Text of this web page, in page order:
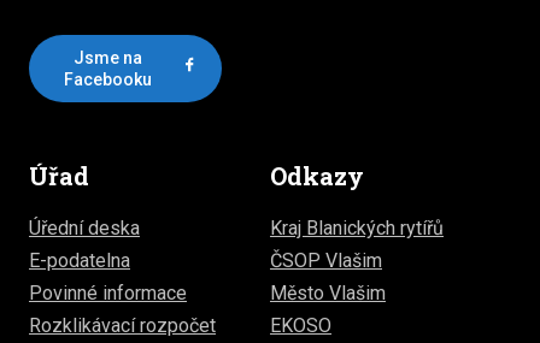
Jsme na
Facebooku
Úřad
Úřední deska
E-podatelna
Povinné informace
Rozklikávací rozpočet
Odkazy
Kraj Blanických rytířů
ČSOP Vlašim
Město Vlašim
EKOSO